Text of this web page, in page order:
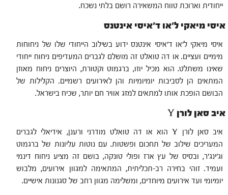
ייחודית וארוכת טווח המשאירה רושם בלתי נשכח.
איסי מיאקי ל'או ד'איסי אינטנס
איסי מיאקי ל'או ד'איסי אינטנס ידוע בשילוב הייחודי שלו של ניחוחות
מימיים ועציים. או דה טואלט זה מושלם לגברים המעדיפים ניחוח ייחודי
שאינו משתלט. הוא מכיל יוזו, ברגמוט וקטורת, היוצרים ניחוח מאוזן
המתאים הן לסביבות יומיומיות והן לאירועים רשמיים. הקלילות של
הבושם הופכת אותו למתאים למזג אוויר חם יותר, שכיח בישראל.
איב סאן לורן Y
איב סאן לורן Y הוא או דה טואלט מודרני ורענן, אידיאלי לגברים
המעריכים שילוב של תחכום ופשטות. עם נוטות עליונות של ברגמוט
וג'ינג'ר, ובסיס של עץ ארז ופולי טונקה, בושם זה מציע ניחוח דינמי
ועמיד. זוהי בחירה רב-תכליתית, המתאימה למגוון אירועים, מלבוש
יומיומי ועד אירועים מיוחדים, ומשלימה מגוון רחב של סגנונות אישיים.